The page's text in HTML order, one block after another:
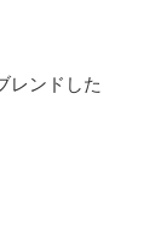
レンドした